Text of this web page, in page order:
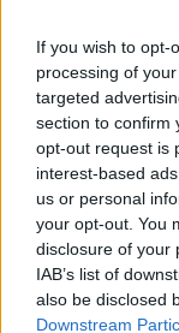
If you wish to opt-
processing of
targeted
section to confirm
opt-out request is
interest-based
us or personal
your opt-out. You
disclosure of your
IAB’s list of
also be disclosed
Downstream